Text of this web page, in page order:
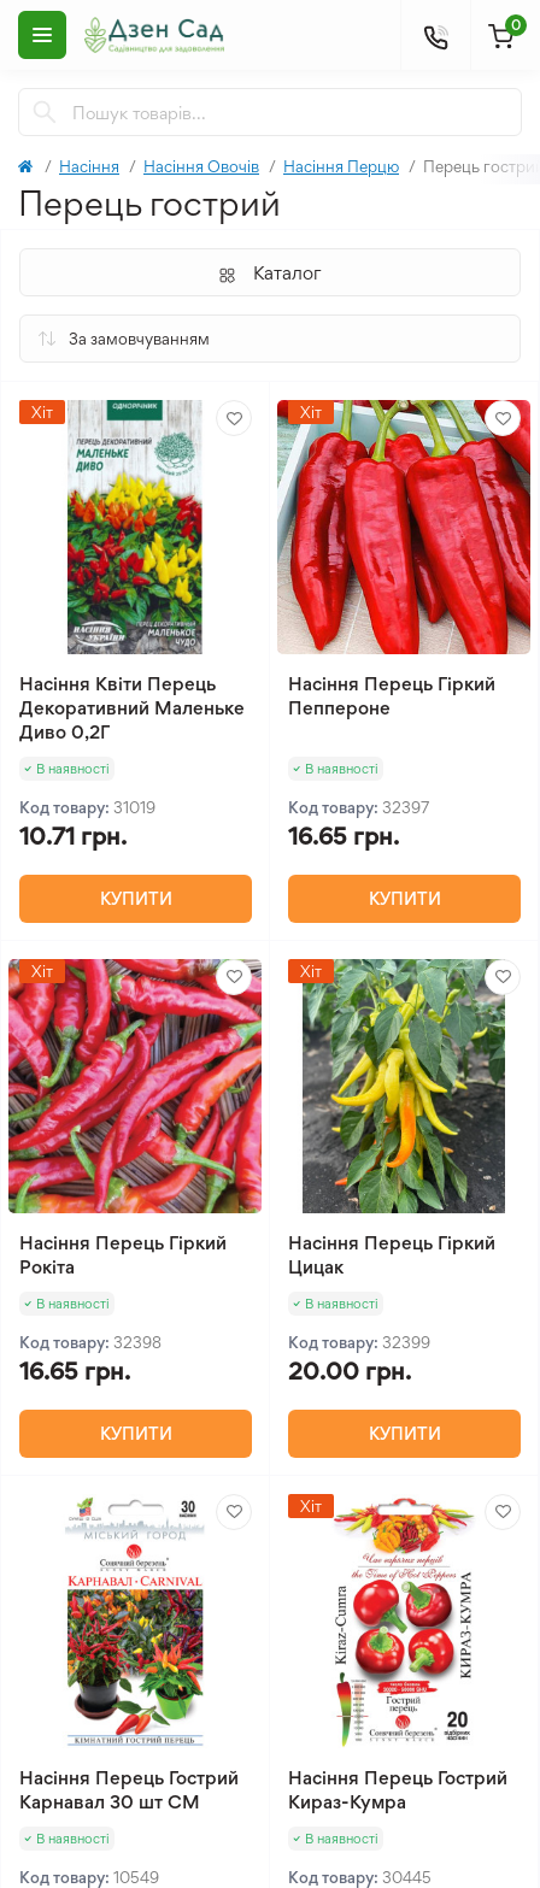
0
Насіння Насіння Овочів Насіння Перцю Перець
Перець гострий
Каталог
Хіт
Насіння Квіти Перець
Декоративний Маленьке
Диво 0,2Г
В наявності
Код товару: 31019
10.71 грн.
КУПИТИ
Хіт
Насіння Перець Гіркий
Пеппероне
В наявності
Код товару: 32397
16.65 грн.
КУПИТИ
Хіт
Насіння Перець Гіркий
Рокіта
В наявності
Код товару: 32398
16.65 грн.
КУПИТИ
Хіт
Насіння Перець Гіркий
Цицак
В наявності
Код товару: 32399
20.00 грн.
КУПИТИ
Насіння Перець Гострий
Карнавал 30 шт СМ
В наявності
Код товару: 10549
Хіт
Насіння Перець Гострий
Кираз-Кумра
В наявності
Код товару: 30445